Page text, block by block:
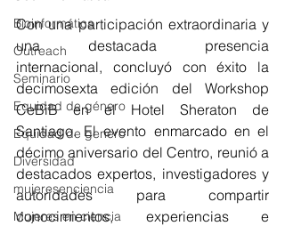
Bioinformática
Outreach
Seminario
Equidad de género
Equidad de genero
Diversidad
mujeresenciencia
Mujeres en ciencia
Con una participación extraordinaria y
una destacada presencia
internacional, concluyó con éxito la
decimosexta edición del Workshop
CeBiB en el Hotel Sheraton de
Santiago. El evento enmarcado en el
décimo aniversario del Centro, reunió a
destacados expertos, investigadores y
autoridades para compartir
conocimientos, experiencias e